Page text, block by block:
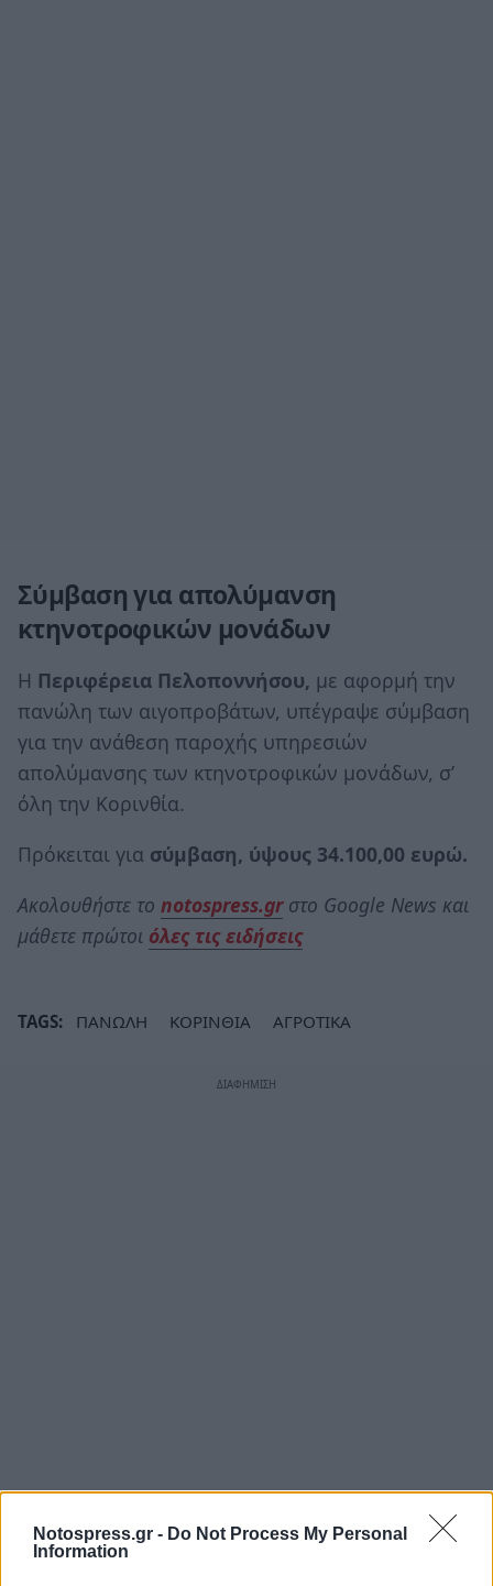
Notospress.gr - Do Not Process My Personal
Information
Σύμβαση για απολύμανση
κτηνοτροφικών μονάδων
H Περιφέρεια Πελοποννήσου, με αφορμή την
πανώλη των αιγοπροβάτων, υπέγραψε σύμβαση
για την ανάθεση παροχής υπηρεσιών
απολύμανσης των κτηνοτροφικών μονάδων, σ’
όλη την Κορινθία.
Πρόκειται για σύμβαση, ύψους 34.100,00 ευρώ.
Ακολουθήστε το notospress.grστο Google News και
μάθετε πρώτοι όλες τις ειδήσεις
TAGS: ΠΑΝΩΛΗ ΚΟΡΙΝΘΙΑ ΑΓΡΟΤΙΚΑ